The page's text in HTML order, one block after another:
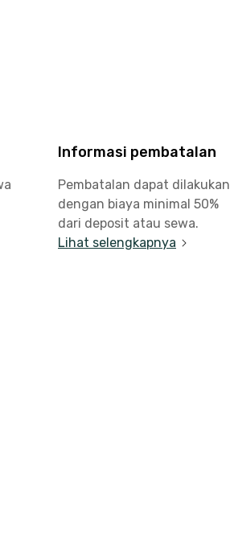
Informasi pembatalan
Pembatalan dapat dilakukan
dengan biaya minimal 50%
dari deposit atau sewa.
Lihat selengkapnya